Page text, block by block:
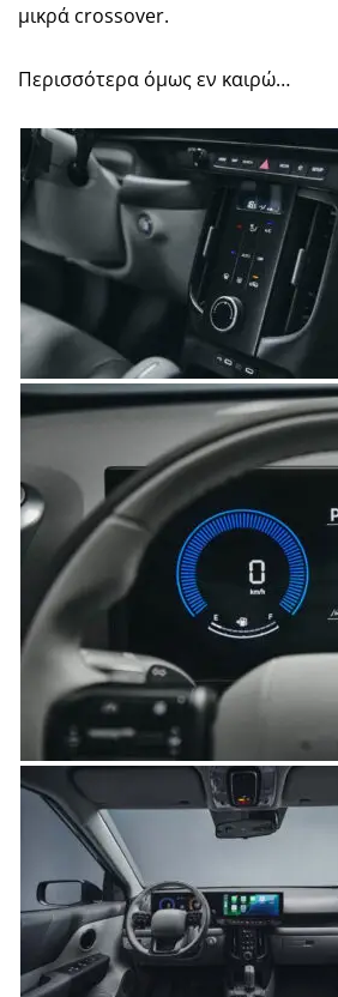
μικρά crossover.
Περισσότερα όμως εν καιρώ…